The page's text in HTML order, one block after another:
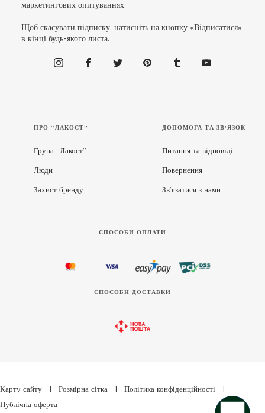
маркетингових опитуваннях.
Щоб скасувати підписку, натисніть на кнопку «Відписатися»
в кінці будь-якого листа.
ПРО “ЛАКОСТ”
Група “Лакост”
Люди
Захист бренду
ДОПОМОГА ТА ЗВ'ЯЗОК
Питання та відповіді
Повернення
Зв’язатися з нами
СПОСОБИ ОПЛАТИ
СПОСОБИ ДОСТАВКИ
Карту сайту Розмірна сітка Політика конфіденційності
Публічна оферта